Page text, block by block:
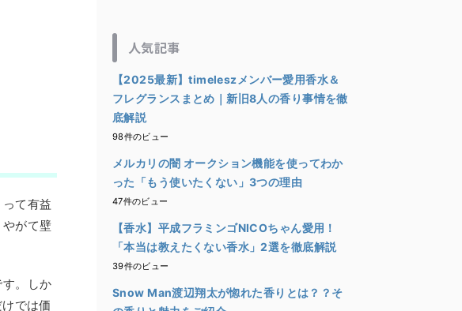
て有益
がて壁
。しか
では価
人気記事
【2025最新】timeleszメンバー愛用香水＆
フレグランスまとめ｜新旧8人の香り事情を徹
底解説
98件のビュー
メルカリの闇 オークション機能を使ってわか
った「もう使いたくない」3つの理由
47件のビュー
【香水】平成フラミンゴNICOちゃん愛用！
「本当は教えたくない香水」2選を徹底解説
39件のビュー
Snow Man渡辺翔太が惚れた香りとは？？そ